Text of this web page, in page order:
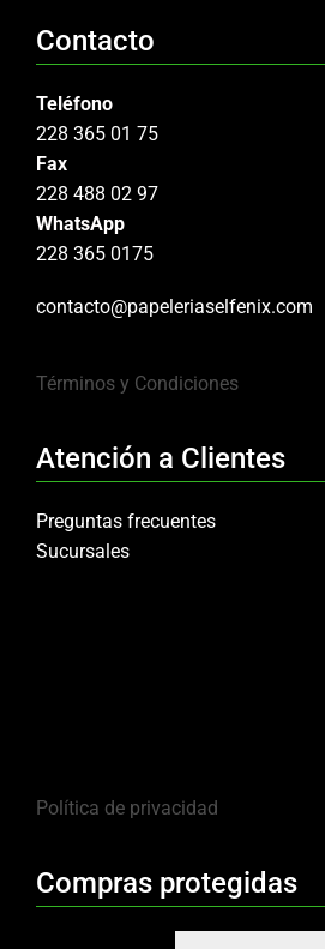
Contacto
Teléfono
228 365 01 75
Fax
228 488 02 97
WhatsApp
228 365 0175
contacto@papeleriaselfenix.com
Términos y Condiciones
Atención a Clientes
Preguntas frecuentes
Sucursales
Política de privacidad
Compras protegidas